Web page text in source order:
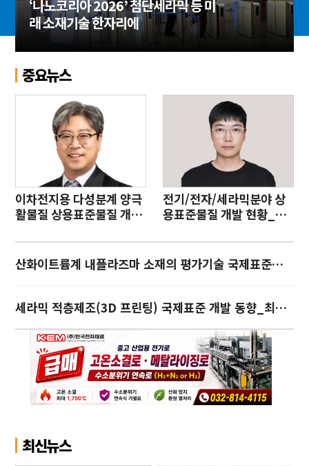
‘나노코리아 2026’ 첨단세라믹 등 미
래 소재기술 한자리에
중요뉴스
이차전지용 다성분계 양극
활물질 상용표준물질 개발
전기/전자/세라믹분야 상
용표준물질 개발 현황_류
산화이트륨계 내플라즈마 소재의 평가기술 국제표준화_이연숙
세라믹 적층제조(3D 프린팅) 국제표준 개발 동향_최기인
최신뉴스